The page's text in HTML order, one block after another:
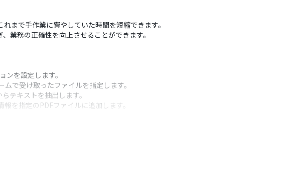
まで手作業に費やしていた時間を短縮できます。
業務の正確性を向上させることができます。
を設定します。
で受け取ったファイルを指定します。
テキストを抽出します。
を指定のPDFファイルに追加します。